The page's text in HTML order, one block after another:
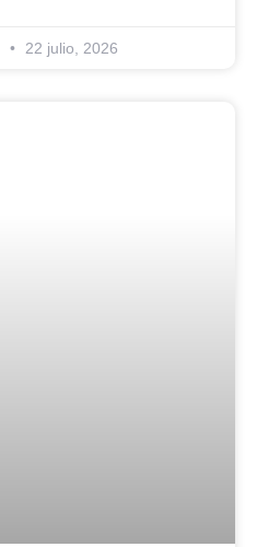
22 julio, 2026